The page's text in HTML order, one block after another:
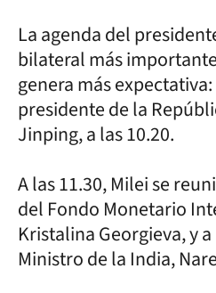
La agenda del
bilateral más
genera más
presidente de la
Jinping, a las 10.20.
A las 11.30, Milei se
del Fondo Monetario
Kristalina Georgieva, y
Ministro de la India,